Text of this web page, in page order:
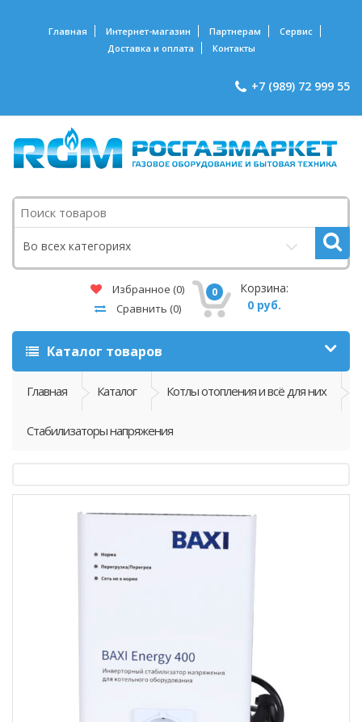
Главная Интернет-магазин Партнерам
Сервис
Доставка и оплата
Контакты
+7 (989) 72 999 55
Поиск
Во всех категориях
Избранное (0)
Сравнить (0)
0
Корзина:
0 руб.
Каталог товаров
Главная Каталог Котлы отопления и всё для них
Стабилизаторы напряжения